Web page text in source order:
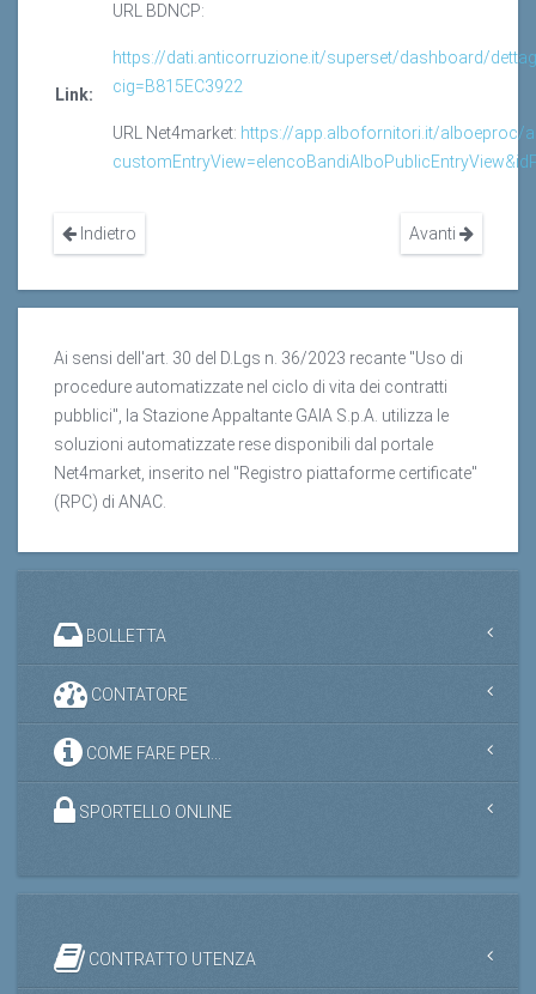
Link:
URL BDNCP:
https://dati.anticorruzione.it/superset/dashboard/
cig=B815EC3922
URL Net4market: https://app.albofornitori.it/alboeproc/
Indietro Avanti
Ai sensi dell'art. 30 del D.Lgs n. 36/2023 recante "Uso di
procedure automatizzate nel ciclo di vita dei contratti
pubblici", la Stazione Appaltante GAIA S.p.A. utilizza le
soluzioni automatizzate rese disponibili dal portale
Net4market, inserito nel "Registro piattaforme certificate"
(RPC) di ANAC.
BOLLETTA
CONTATORE
COME FARE PER...
SPORTELLO ONLINE
CONTRATTO UTENZA